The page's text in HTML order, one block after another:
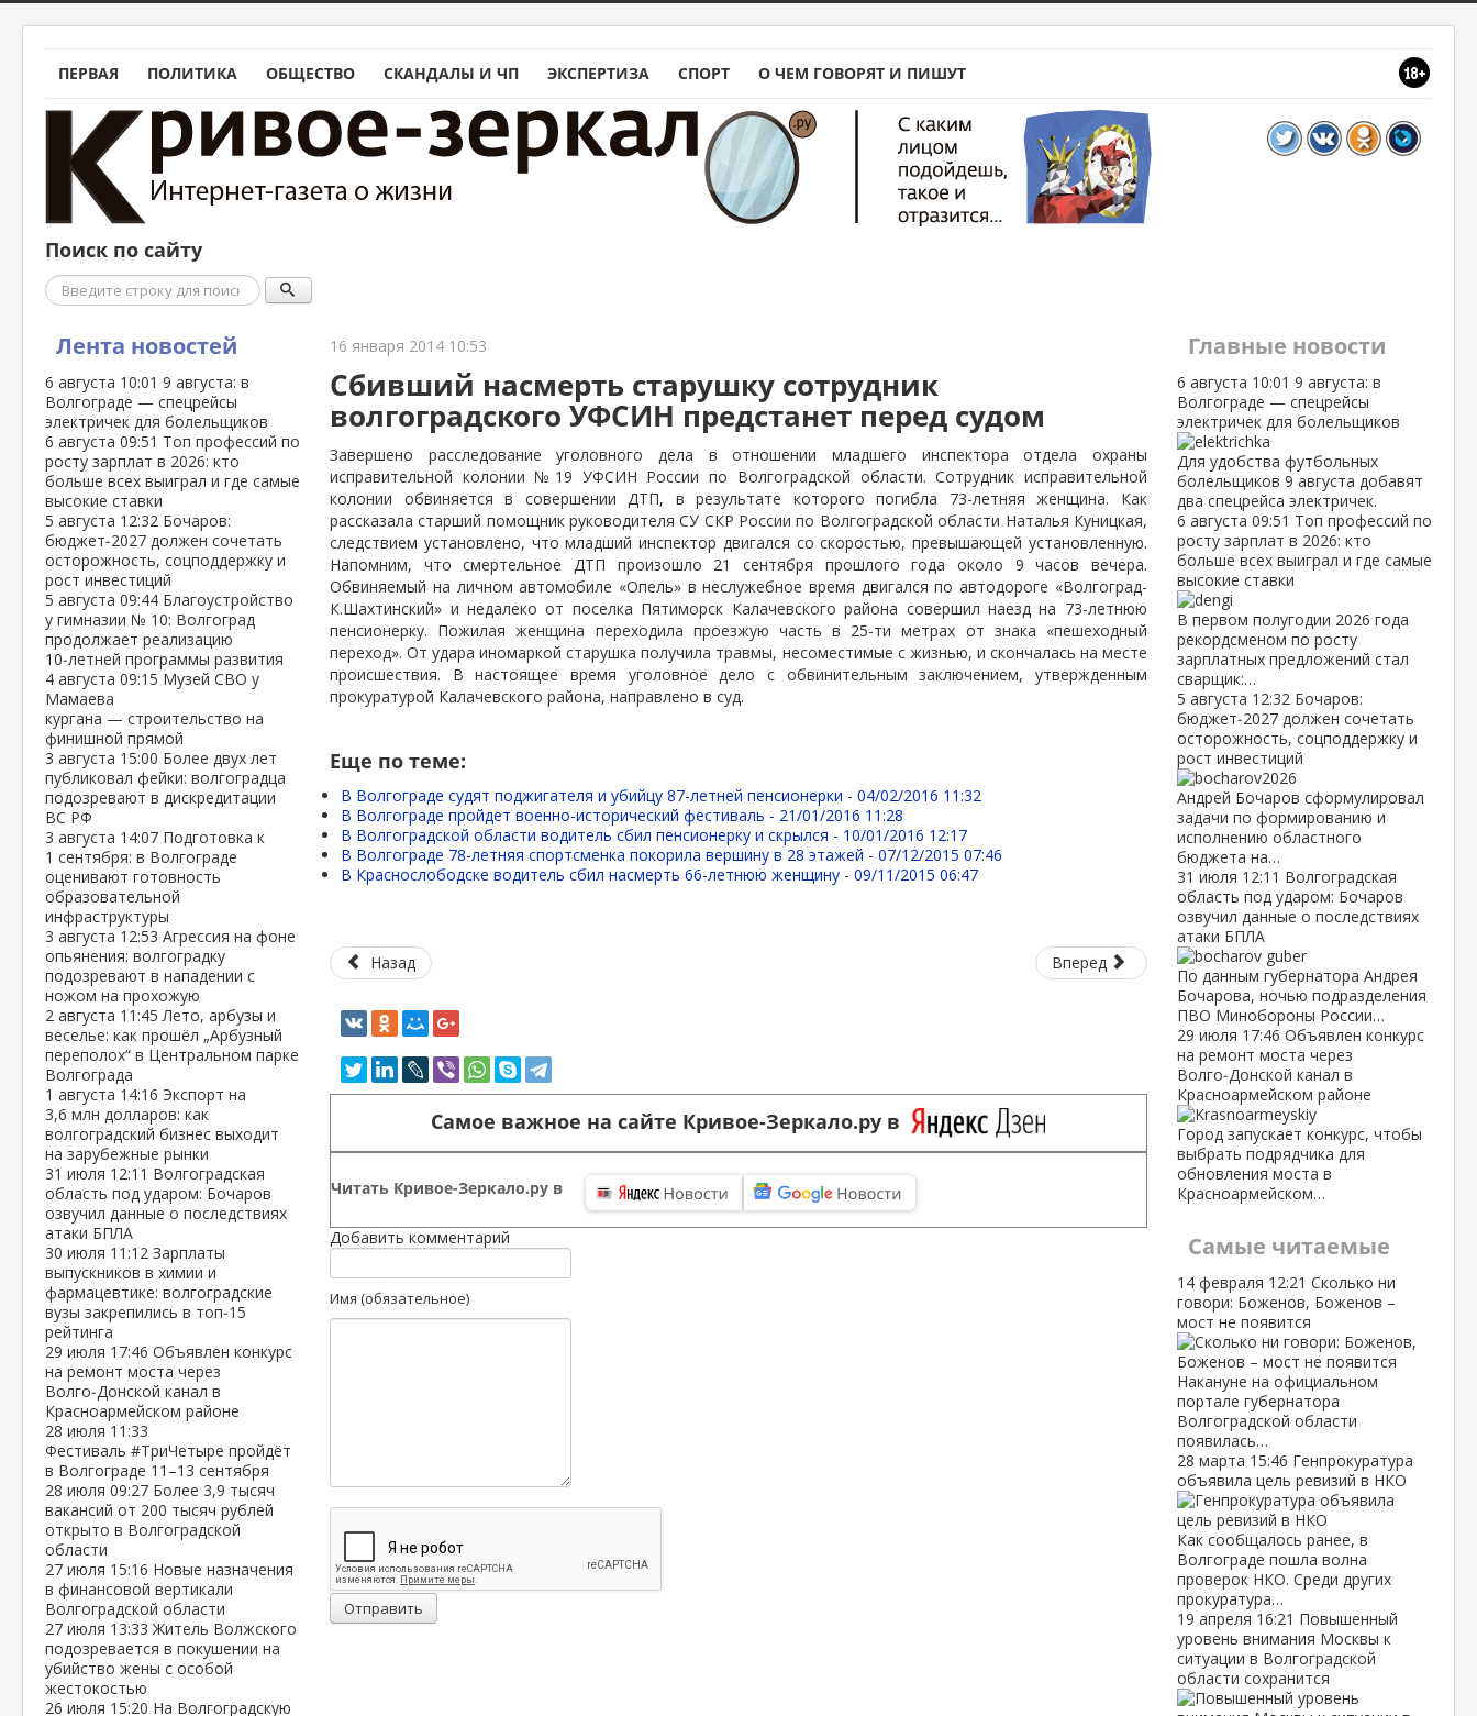
ПЕРВАЯ ПОЛИТИКА ОБЩЕСТВО СКАНДАЛЫ И ЧП ЭКСПЕРТИЗА СПОРТ О ЧЕМ ГОВОРЯТ И ПИШУТ
Поиск по сайту
Поиск
Лента новостей
6 августа 10:01 9 августа: в
Волгограде — спецрейсы
электричек для болельщиков
6 августа 09:51 Топ профессий по
росту зарплат в 2026: кто
больше всех выиграл и где самые
высокие ставки
5 августа 12:32 Бочаров:
бюджет‑2027 должен сочетать
осторожность, соцподдержку и
рост инвестиций
5 августа 09:44 Благоустройство
у гимназии № 10: Волгоград
продолжает реализацию
10‑летней программы развития
4 августа 09:15 Музей СВО у
Мамаева
кургана — строительство на
финишной прямой
3 августа 15:00 Более двух лет
публиковал фейки: волгоградца
подозревают в дискредитации
ВС РФ
3 августа 14:07 Подготовка к
1 сентября: в Волгограде
оценивают готовность
образовательной
инфраструктуры
3 августа 12:53 Агрессия на фоне
опьянения: волгоградку
подозревают в нападении с
ножом на прохожую
2 августа 11:45Лето, арбузы и
веселье: как прошёл „Арбузный
переполох“ в Центральном парке
Волгограда
1 августа 14:16 Экспорт на
3,6 млн долларов: как
волгоградский бизнес выходит
на зарубежные рынки
31 июля 12:11 Волгоградская
область под ударом: Бочаров
озвучил данные о последствиях
атаки БПЛА
30 июля 11:12 Зарплаты
выпускников в химии и
фармацевтике: волгоградские
вузы закрепились в топ‑15
рейтинга
29 июля 17:46 Объявлен конкурс
на ремонт моста через
Волго‑Донской канал в
Красноармейском районе
28 июля 11:33
Фестиваль #ТриЧетыре пройдёт
в Волгограде 11–13 сентября
28 июля 09:27 Более 3,9 тысяч
вакансий от 200 тысяч рублей
открыто в Волгоградской
области
27 июля 15:16 Новые назначения
в финансовой вертикали
Волгоградской области
27 июля 13:33Житель Волжского
подозревается в покушении на
убийство жены с особой
жестокостью
26 июля 15:20 На Волгоградскую
16 января 2014 10:53
Сбивший насмерть старушку сотрудник
волгоградского УФСИН предстанет перед судом
Завершено расследование уголовного дела в отношении младшего инспектора отдела охраны
исправительной колонии №19 УФСИН России по Волгоградской области. Сотрудник исправительной
колонии обвиняется в совершении ДТП, в результате которого погибла 73-летняя женщина. Как
рассказала старший помощник руководителя СУ СКР России по Волгоградской области Наталья Куницкая,
следствием установлено, что младший инспектор двигался со скоростью, превышающей установленную.
Напомним, что смертельное ДТП произошло 21 сентября прошлого года около 9 часов вечера.
Обвиняемый на личном автомобиле «Опель» в неслужебное время двигался по автодороге «Волгоград-
К.Шахтинский» и недалеко от поселка Пятиморск Калачевского района совершил наезд на 73-летнюю
пенсионерку. Пожилая женщина переходила проезжую часть в 25-ти метрах от знака «пешеходный
переход». От удара иномаркой старушка получила травмы, несоместимые с жизнью, и скончалась на месте
происшествия. В настоящее время уголовное дело с обвинительным заключением, утвержденным
прокуратурой Калачевского района, направлено в суд.
Еще по теме:
В Волгограде судят поджигателя и убийцу 87-летней пенсионерки -04/02/2016 11:32
В Волгограде пройдет военно-исторический фестиваль - 21/01/2016 11:28
В Волгоградской области водитель сбил пенсионерку и скрылся - 10/01/2016 12:17
В Волгограде 78-летняя спортсменка покорила вершину в 28 этажей -07/12/2015 07:46
В Краснослободске водитель сбил насмерть 66-летнюю женщину -09/11/2015 06:47
Назад Вперед
Самое важное на сайте Кривое-Зеркало.ру в
Читать Кривое-Зеркало.ру в
Добавить комментарий
Имя (обязательное)
Отправить
Главные новости
6 августа 10:01 9 августа: в
Волгограде — спецрейсы
электричек для болельщиков
Для удобства футбольных
болельщиков 9 августа добавят
два спецрейса электричек.
6 августа 09:51 Топ профессий по
росту зарплат в 2026: кто
больше всех выиграл и где самые
высокие ставки
В первом полугодии 2026 года
рекордсменом по росту
зарплатных предложений стал
сварщик:…
5 августа 12:32 Бочаров:
бюджет‑2027 должен сочетать
осторожность, соцподдержку и
рост инвестиций
Андрей Бочаров сформулировал
задачи по формированию и
исполнению областного
бюджета на…
31 июля 12:11 Волгоградская
область под ударом: Бочаров
озвучил данные о последствиях
атаки БПЛА
По данным губернатора Андрея
Бочарова, ночью подразделения
ПВО Минобороны России…
29 июля 17:46 Объявлен конкурс
на ремонт моста через
Волго‑Донской канал в
Красноармейском районе
Город запускает конкурс, чтобы
выбрать подрядчика для
обновления моста в
Красноармейском…
Самые читаемые
14 февраля 12:21 Сколько ни
говори: Боженов, Боженов –
мост не появится
Накануне на официальном
портале губернатора
Волгоградской области
появилась…
28 марта 15:46 Генпрокуратура
объявила цель ревизий в НКО
Как сообщалось ранее, в
Волгограде пошла волна
проверок НКО. Среди других
прокуратура…
19 апреля 16:21 Повышенный
уровень внимания Москвы к
ситуации в Волгоградской
области сохранится